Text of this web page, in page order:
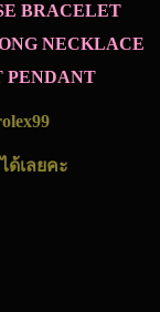
BRACELET
NECKLACE
PENDANT
ด้เลยคะ